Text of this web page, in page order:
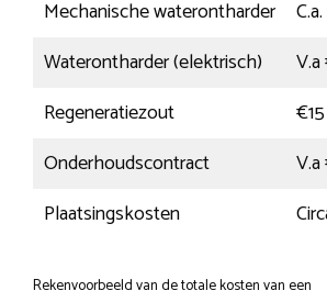
Mechanische waterontharder
Waterontharder (elektrisch)
V.a
Regeneratiezout
Onderhoudscontract
Plaatsingskosten
Rekenvoorbeeld van de totale kosten van een